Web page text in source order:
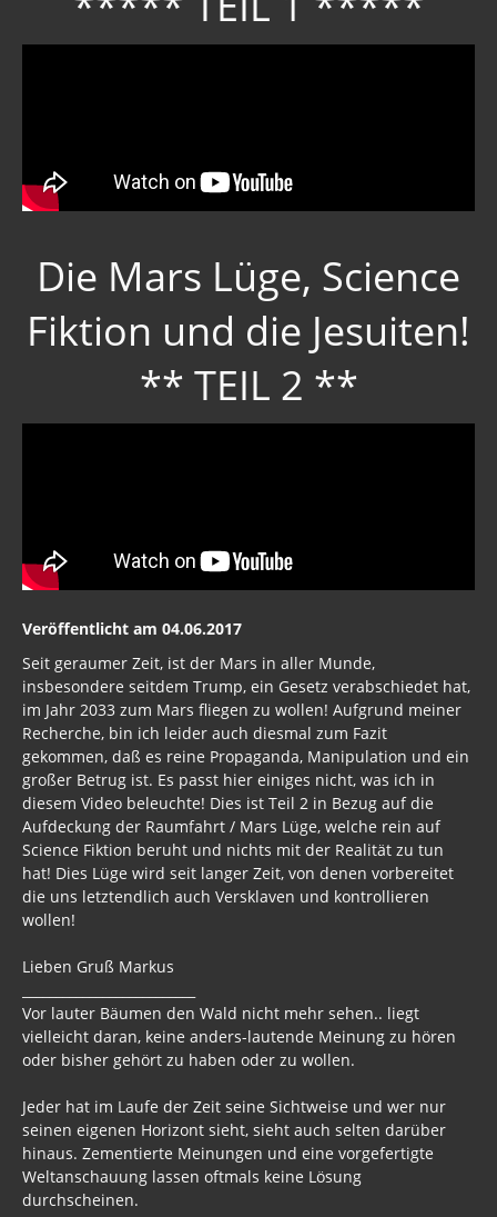
Die Mars Lüge, Science
Fiktion und die Jesuiten!
** TEIL 2 **
Veröffentlicht am 04.06.2017
Seit geraumer Zeit, ist der Mars in aller Munde,
insbesondere seitdem Trump, ein Gesetz verabschiedet hat,
im Jahr 2033 zum Mars fliegen zu wollen! Aufgrund meiner
Recherche, bin ich leider auch diesmal zum Fazit
gekommen, daß es reine Propaganda, Manipulation und ein
großer Betrug ist. Es passt hier einiges nicht, was ich in
diesem Video beleuchte! Dies ist Teil 2 in Bezug auf die
Aufdeckung der Raumfahrt / Mars Lüge, welche rein auf
Science Fiktion beruht und nichts mit der Realität zu tun
hat! Dies Lüge wird seit langer Zeit, von denen vorbereitet
die uns letztendlich auch Versklaven und kontrollieren
wollen!
Lieben Gruß Markus
Vor lauter Bäumen den Wald nicht mehr sehen.. liegt
vielleicht daran, keine anders-lautende Meinung zu hören
oder bisher gehört zu haben oder zu wollen.
Jeder hat im Laufe der Zeit seine Sichtweise und wer nur
seinen eigenen Horizont sieht, sieht auch selten darüber
hinaus. Zementierte Meinungen und eine vorgefertigte
Weltanschauung lassen oftmals keine Lösung
durchscheinen.